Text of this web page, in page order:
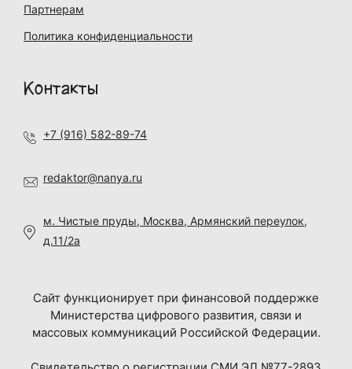
Партнерам
Политика конфиденциальности
Контакты
+7 (916) 582-89-74
redaktor@nanya.ru
м. Чистые пруды, Москва, Армянский переулок,
д.11/2а
Сайт функционирует при финансовой поддержке
Министерства цифрового развития, связи и
массовых коммуникаций Российской Федерации.